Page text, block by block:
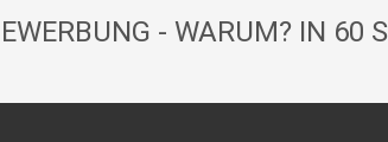
- WARUM? IN 60